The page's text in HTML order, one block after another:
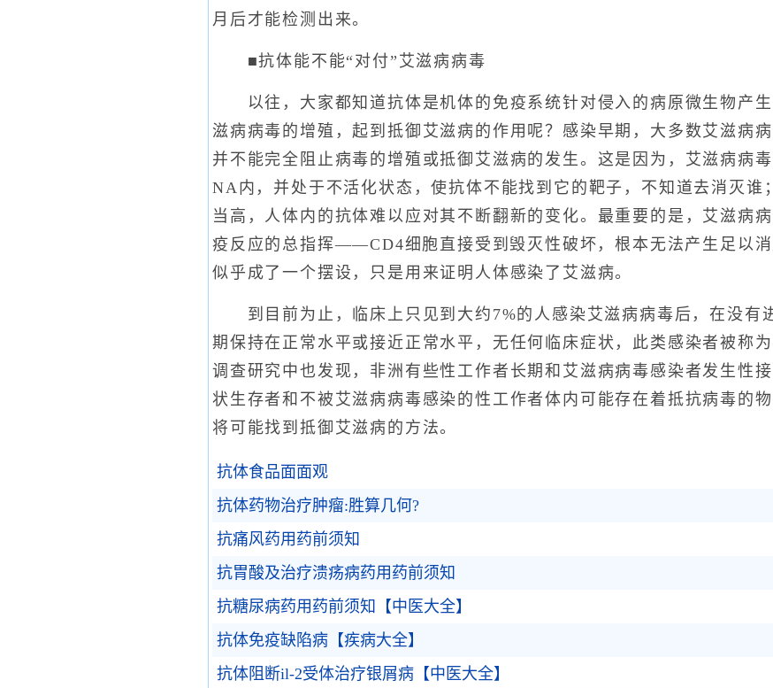
月后才能检测出来。
■抗体能不能“对付”艾滋病病毒
以往，大家都知道抗体是机体的免疫系统针对侵入的病原微生物产生
滋病病毒的增殖，起到抵御艾滋病的作用呢？感染早期，大多数艾滋病
并不能完全阻止病毒的增殖或抵御艾滋病的发生。这是因为，艾滋病病
NA内，并处于不活化状态，使抗体不能找到它的靶子，不知道去消灭谁
当高，人体内的抗体难以应对其不断翻新的变化。最重要的是，艾滋病
疫反应的总指挥——CD4细胞直接受到毁灭性破坏，根本无法产生足以
似乎成了一个摆设，只是用来证明人体感染了艾滋病。
到目前为止，临床上只见到大约7%的人感染艾滋病病毒后，在没有
期保持在正常水平或接近正常水平，无任何临床症状，此类感染者被称
调查研究中也发现，非洲有些性工作者长期和艾滋病病毒感染者发生性
状生存者和不被艾滋病病毒感染的性工作者体内可能存在着抵抗病毒的
将可能找到抵御艾滋病的方法。
抗体食品面面观
抗体药物治疗肿瘤:胜算几何?
抗痛风药用药前须知
抗胃酸及治疗溃疡病药用药前须知
抗糖尿病药用药前须知【中医大全】
抗体免疫缺陷病【疾病大全】
抗体阻断il-2受体治疗银屑病【中医大全】